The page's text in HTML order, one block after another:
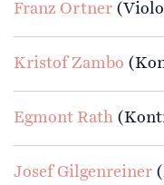
Franz Ortner
Kristof Zambo
Egmont Rath
Josef Gilgenreiner